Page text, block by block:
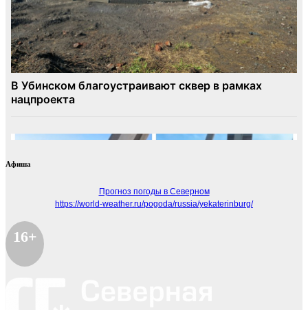
Афиша
Прогноз погоды в Северном
https://world-weather.ru/pogoda/russia/yekaterinburg/
16+